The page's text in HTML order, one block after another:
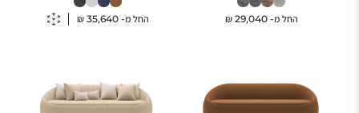
החל מ-29,040
₪ החל מ-35,640
₪